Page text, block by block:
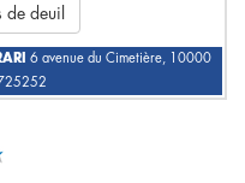
deuil
6 avenue du Cimetière, 10000